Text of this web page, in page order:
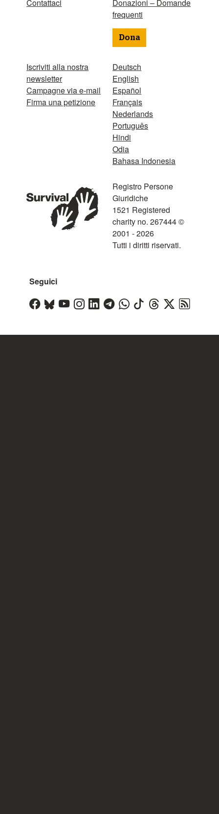
Contattaci
Iscriviti alla nostra
newsletter
Campagne via e-mail
Firma una petizione
Donazioni – Domande
frequenti
Dona
Deutsch
English
Español
Français
Nederlands
Português
Hindi
Odia
Bahasa Indonesia
Seguici
Registro Persone
Giuridiche
1521 Registered
charity no. 267444 ©
2001 - 2026
Tutti i diritti riservati.